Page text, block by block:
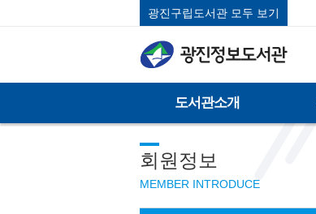
광진구립도서관 모두 보기
도서관소개
회원정보
MEMBER INTRODUCE